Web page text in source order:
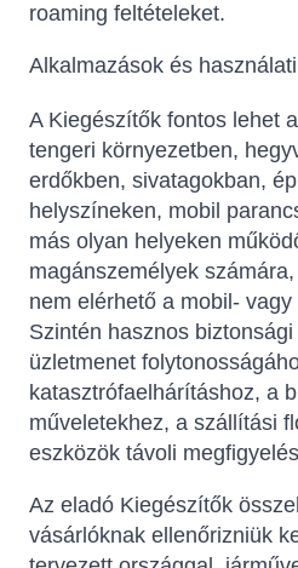
roaming feltételeket.
Alkalmazások és
A Kiegészítők fontos lehet
tengeri környezetben,
erdőkben, sivatagokban,
helyszíneken, mobil
más olyan helyeken
magánszemélyek
nem elérhető a mobil-
Szintén hasznos
üzletmenet
katasztrófaelhárításhoz, a
műveletekhez, a szállítási
eszközök távoli
Az eladó Kiegészítők
vásárlóknak ellenőrizniük